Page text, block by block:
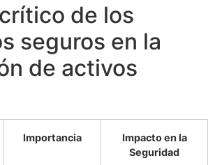
de los
seguros en la
de activos
Importancia
Impacto en la
Seguridad